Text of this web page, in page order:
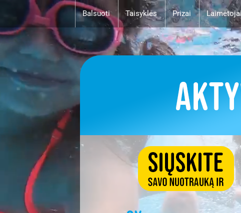
Balsuoti Taisyklės Prizai